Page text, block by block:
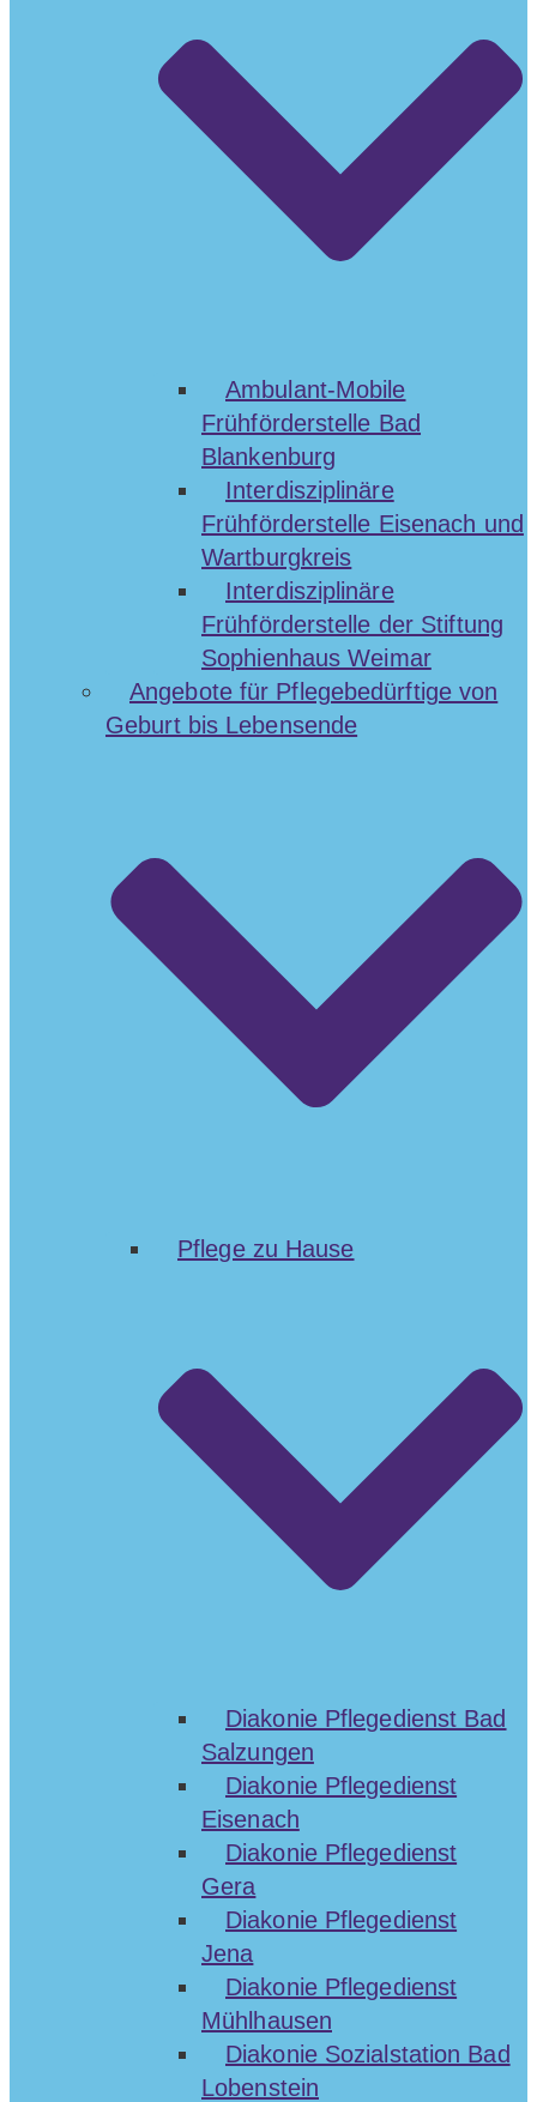
Ambulant-Mobile
Frühförderstelle Bad
Blankenburg
Interdisziplinäre
Frühförderstelle Eisenach und
Wartburgkreis
Interdisziplinäre
Frühförderstelle der Stiftung
Sophienhaus Weimar
Angebote für Pflegebedürftige von
Geburt bis Lebensende
Pflege zu Hause
Diakonie Pflegedienst Bad
Salzungen
Diakonie Pflegedienst
Eisenach
Diakonie Pflegedienst
Gera
Diakonie Pflegedienst
Jena
Diakonie Pflegedienst
Mühlhausen
Diakonie Sozialstation Bad
Lobenstein